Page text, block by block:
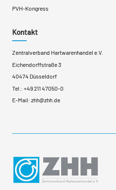
PVH-Kongress
Kontakt
Zentralverband Hartwarenhandel e.V.
Eichendorffstraße 3
40474 Düsseldorf
Tel.: +49 211 47050-0
E-Mail: zhh@zhh.de